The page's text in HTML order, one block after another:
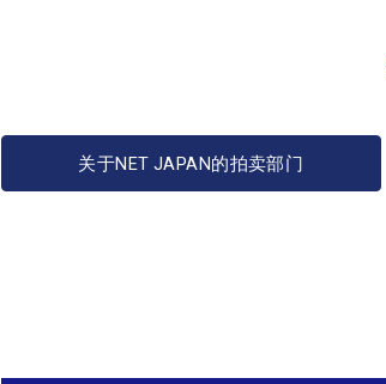
关于NET JAPAN的拍卖部门